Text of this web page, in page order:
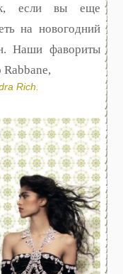
если вы еще
на новогодний
Наши фавориты
Rabbane,
Rich.